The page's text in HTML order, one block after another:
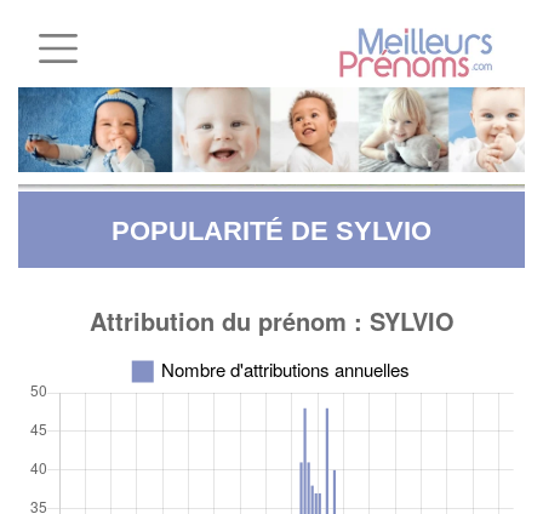
POPULARITÉ DE SYLVIO